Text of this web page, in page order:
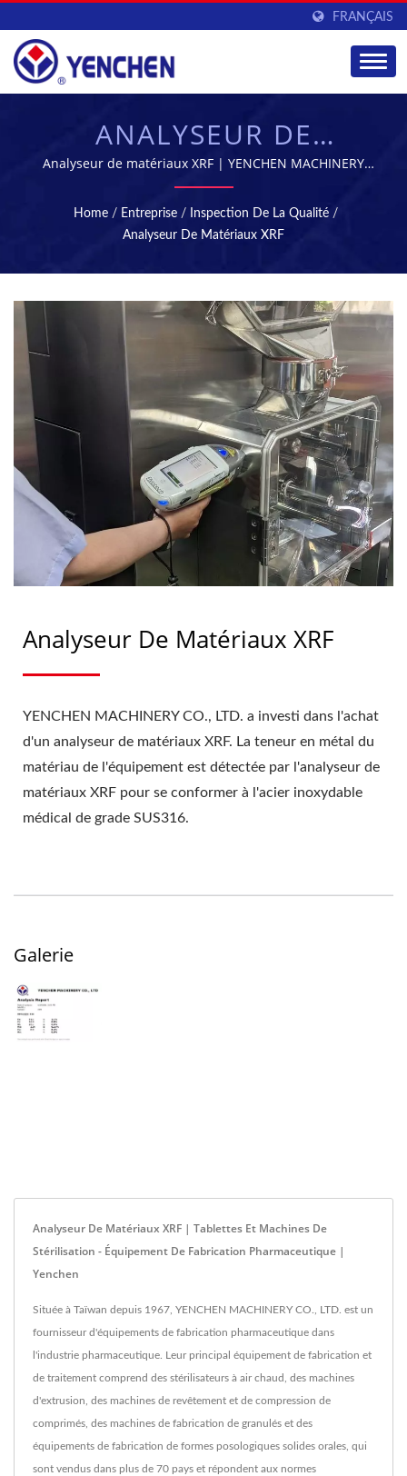
FRANÇAIS
ANALYSEUR DE
MATÉRIAU XRF |
MACHINES À
COMPRIMÉS & DE
STÉRILISATION -
ÉQUIPEMENT DE
FABRICATION
PHARMACEUTIQUE |
YENCHEN
Analyseur de matériaux XRF | YENCHEN MACHINERY
CO., LTD. se spécialise dans la fabrication de machines
pharmaceutiques depuis 60 ans.
Home / Entreprise / Inspection De La Qualité /
Analyseur De Matériaux XRF
Analyseur De Matériaux XRF
YENCHEN MACHINERY CO., LTD. a investi dans l'achat
d'un analyseur de matériaux XRF. La teneur en métal du
matériau de l'équipement est détectée par l'analyseur de
matériaux XRF pour se conformer à l'acier inoxydable
médical de grade SUS316.
Galerie
Analyseur De Matériaux XRF | Tablettes Et Machines De
Stérilisation - Équipement De Fabrication Pharmaceutique |
Yenchen
Située à Taïwan depuis 1967, YENCHEN MACHINERY CO., LTD. est un
fournisseur d'équipements de fabrication pharmaceutique dans
l'industrie pharmaceutique. Leur principal équipement de fabrication et
de traitement comprend des stérilisateurs à air chaud, des machines
d'extrusion, des machines de revêtement et de compression de
comprimés, des machines de fabrication de granulés et des
équipements de fabrication de formes posologiques solides orales, qui
sont vendus dans plus de 70 pays et répondent aux normes